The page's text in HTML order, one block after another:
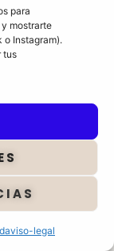
para
mostrarte
o Instagram).
tus
aviso-legal
el
a lo